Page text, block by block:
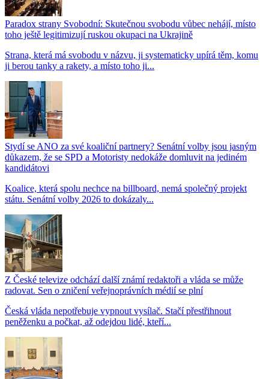
Paradox strany Svobodní: Skutečnou svobodu vůbec nehájí, místo
toho ještě legitimizují ruskou okupaci na Ukrajině
Strana, která má svobodu v názvu, ji systematicky upírá těm, komu
ji berou tanky a rakety, a místo toho ji...
Stydí se ANO za své koaliční partnery? Senátní volby jsou jasným
důkazem, že se SPD a Motoristy nedokáže domluvit na jediném
kandidátovi
Koalice, která spolu nechce na billboard, nemá společný projekt
státu. Senátní volby 2026 to dokázaly...
Z České televize odchází další známí redaktoři a vláda se může
radovat. Sen o zničení veřejnoprávních médií se plní
Česká vláda nepotřebuje vypnout vysílač. Stačí přestřihnout
peněženku a počkat, až odejdou lidé, kteří...